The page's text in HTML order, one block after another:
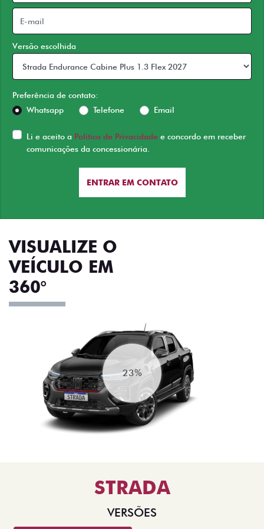
Versão escolhida
Preferência de contato:
Whatsapp
Telefone Email
Li e aceito a Política de Privacidade e concordo em receber
comunicações da concessionária.
ENTRAR EM CONTATO
VISUALIZE O
VEÍCULO EM
360°
27%
STRADA
VERSÕES